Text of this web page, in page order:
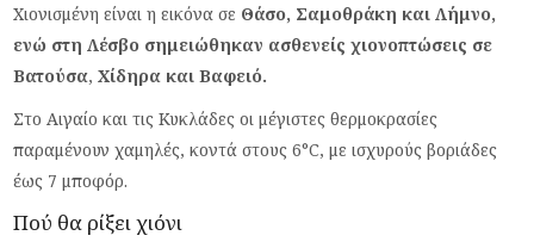
Χιονισμένη είναι η εικόνα σε Θάσο, Σαμοθράκη και Λήμνο,
ενώ στη Λέσβο σημειώθηκαν ασθενείς χιονοπτώσεις σε
Βατούσα, Χίδηρα και Βαφειό.
Στο Αιγαίο και τις Κυκλάδες οι μέγιστες θερμοκρασίες
παραμένουν χαμηλές, κοντά στους 6°C, με ισχυρούς βοριάδες
έως 7 μποφόρ.
Πού θα ρίξει χιόνι